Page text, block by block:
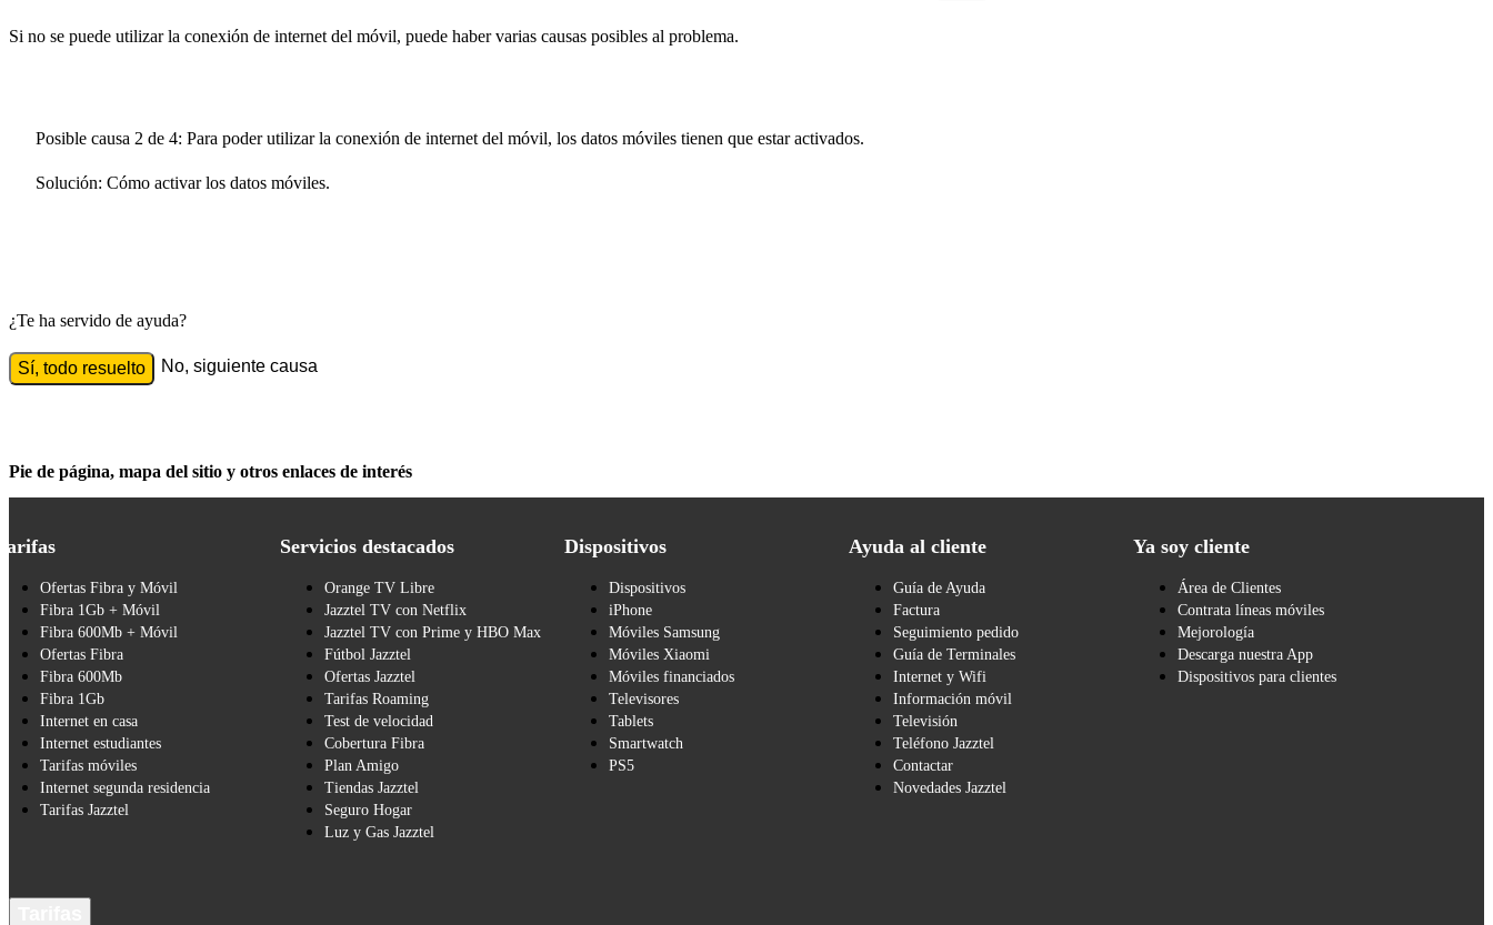
Si no se puede utilizar la conexión de internet del móvil, puede haber varias causas posibles al problema.
Posible causa 2 de 4: Para poder utilizar la conexión de internet del móvil, los datos móviles tienen que estar activados.
Solución: Cómo activar los datos móviles.
¿Te ha servido de ayuda?
Sí, todo resuelto No, siguiente causa
Pie de página, mapa del sitio y otros enlaces de interés
Ofertas Fibra y Móvil
Fibra 1Gb + Móvil
Fibra 600Mb + Móvil
Ofertas Fibra
Fibra 600Mb
Fibra 1Gb
Internet en casa
Internet estudiantes
Tarifas móviles
Internet segunda residencia
Tarifas Jazztel
Servicios destacados
Orange TV Libre
Jazztel TV con Netflix
Jazztel TV con Prime y HBO Max
Fútbol Jazztel
Ofertas Jazztel
Tarifas Roaming
Test de velocidad
Cobertura Fibra
Plan Amigo
Tiendas Jazztel
Seguro Hogar
Luz y Gas Jazztel
Dispositivos
Dispositivos
iPhone
Móviles Samsung
Móviles Xiaomi
Móviles financiados
Televisores
Tablets
Smartwatch
PS5
Ayuda al cliente
Guía de Ayuda
Factura
Seguimiento pedido
Guía de Terminales
Internet y Wifi
Información móvil
Televisión
Teléfono Jazztel
Contactar
Novedades Jazztel
Ya soy cliente
Área de Clientes
Contrata líneas móviles
Mejorología
Descarga nuestra App
Dispositivos para clientes